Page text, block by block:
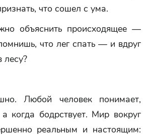
что сошел с ума.
объяснить происходящее —
что лег спать — и вдруг
лесу?
Любой человек понимает,
когда бодрствует. Мир вокруг
реальным и настоящим: